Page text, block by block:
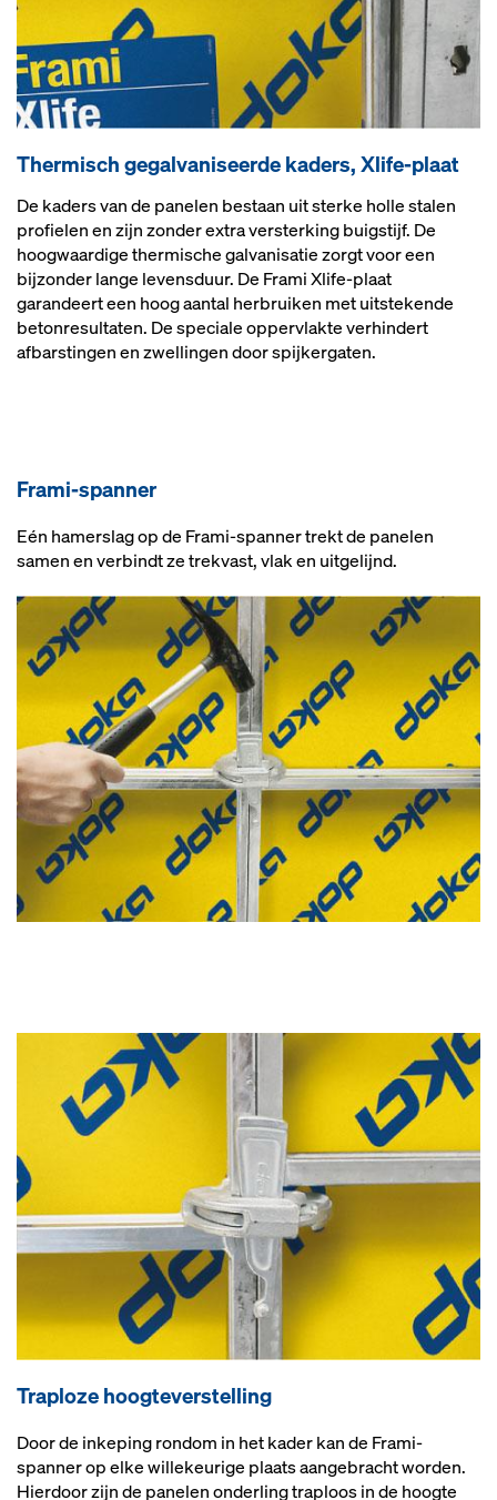
Thermisch gegalvaniseerde kaders, Xlife-plaat
De kaders van de panelen bestaan uit sterke holle stalen
profielen en zijn zonder extra versterking buigstijf. De
hoogwaardige thermische galvanisatie zorgt voor een
bijzonder lange levensduur. De Frami Xlife-plaat
garandeert een hoog aantal herbruiken met uitstekende
betonresultaten. De speciale oppervlakte verhindert
afbarstingen en zwellingen door spijkergaten.
Frami-spanner
Eén hamerslag op de Frami-spanner trekt de panelen
samen en verbindt ze trekvast, vlak en uitgelijnd.
Traploze hoogteverstelling
Door de inkeping rondom in het kader kan de Frami-
spanner op elke willekeurige plaats aangebracht worden.
Hierdoor zijn de panelen onderling traploos in de hoogte